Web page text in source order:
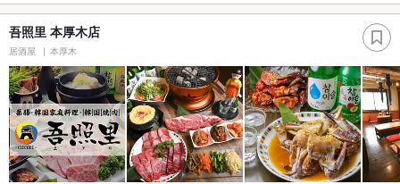
吾照里 本厚木店
居酒屋 本厚木